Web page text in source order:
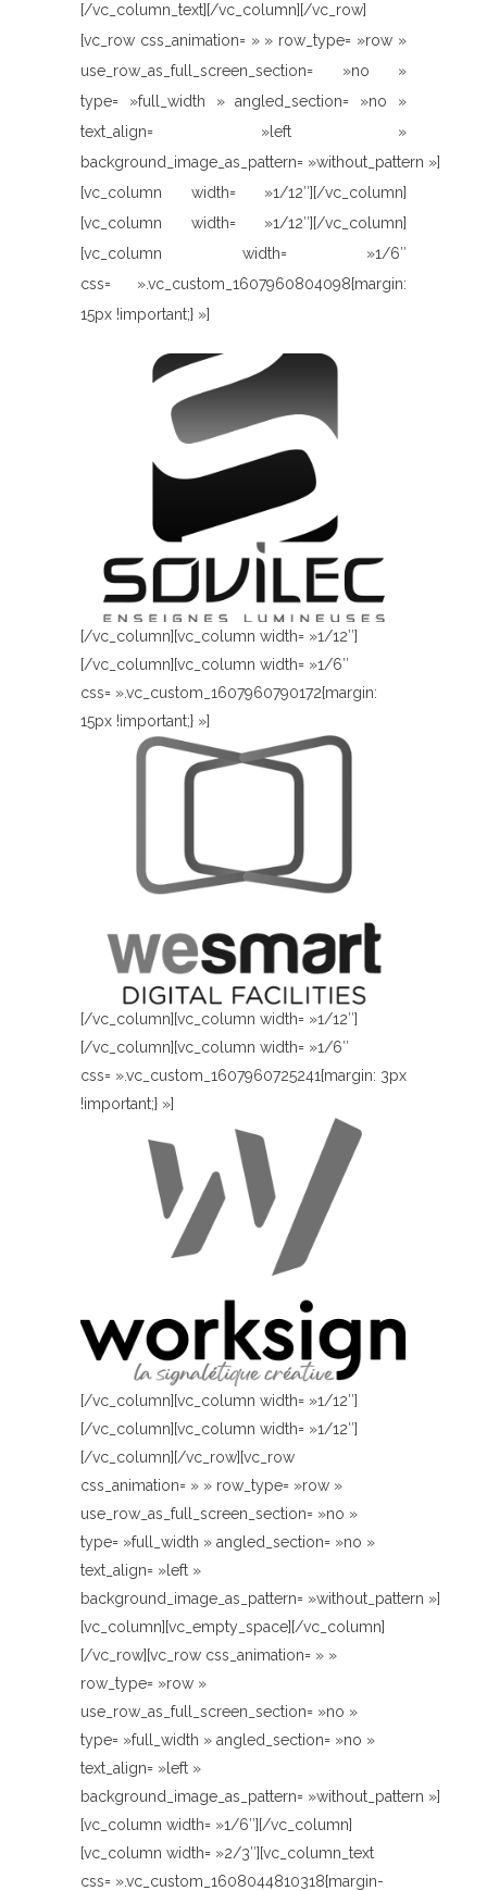
[/vc_column_text][/vc_column][/vc_row]
[vc_row css_animation= » » row_type= »row »
use_row_as_full_screen_section= »no »
type= »full_width » angled_section= »no »
text_align= »left »
background_image_as_pattern= »without_pattern »]
[vc_column width= »1/12″][/vc_column]
[vc_column width= »1/12″][/vc_column]
[vc_column width= »1/6″
css= ».vc_custom_1607960804098{margin:
15px !important;} »]
[/vc_column][vc_column width= »1/12″]
[/vc_column][vc_column width= »1/6″
css= ».vc_custom_1607960790172{margin:
15px !important;} »]
[/vc_column][vc_column width= »1/12″]
[/vc_column][vc_column width= »1/6″
css= ».vc_custom_1607960725241{margin: 3px
!important;} »]
[/vc_column][vc_column width= »1/12″]
[/vc_column][vc_column width= »1/12″]
[/vc_column][/vc_row][vc_row
css_animation= » » row_type= »row »
use_row_as_full_screen_section= »no »
type= »full_width » angled_section= »no »
text_align= »left »
background_image_as_pattern= »without_pattern »]
[vc_column][vc_empty_space][/vc_column]
[/vc_row][vc_row css_animation= » »
row_type= »row »
use_row_as_full_screen_section= »no »
type= »full_width » angled_section= »no »
text_align= »left »
background_image_as_pattern= »without_pattern »]
[vc_column width= »1/6″][/vc_column]
[vc_column width= »2/3″][vc_column_text
css= ».vc_custom_1608044810318{margin-